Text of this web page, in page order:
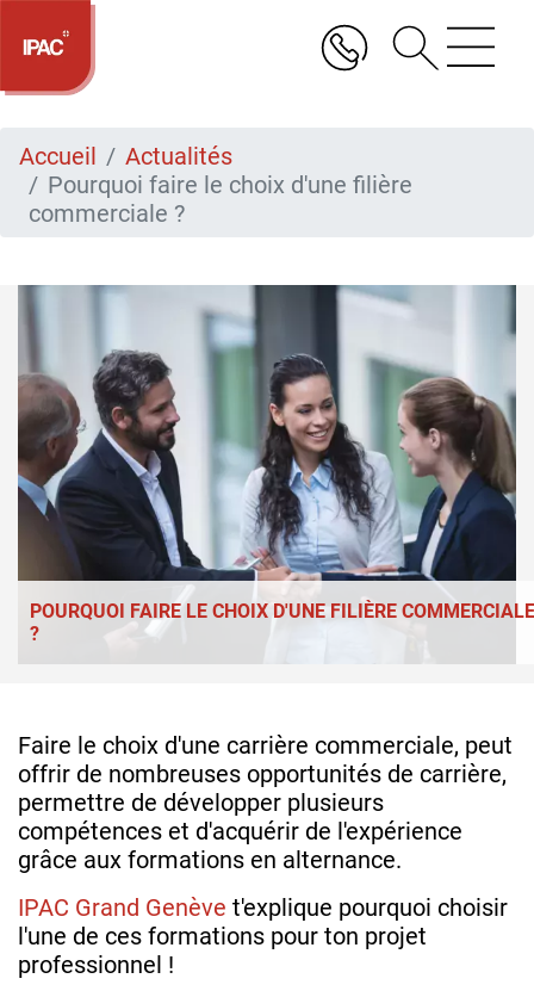
Aller
contenu
Accueil
Actualités
Pourquoi faire le choix d'une filière
commerciale ?
POURQUOI FAIRE LE CHOIX D'UNE FILIÈRE COMMERCIALE
?
Faire le choix d'une carrière commerciale, peut
offrir de nombreuses opportunités de carrière,
permettre de développer plusieurs
compétences et d'acquérir de l'expérience
grâce aux formations en alternance.
IPAC Grand Genève t'explique pourquoi choisir
l'une de ces formations pour ton projet
professionnel !